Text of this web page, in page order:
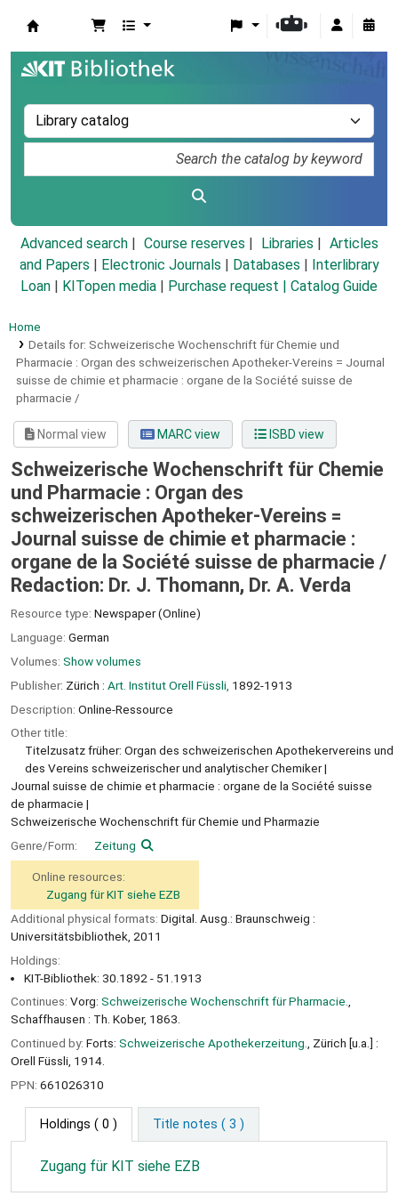
Advanced search Course reserves Libraries
Articles
and Papers
Electronic Journals Databases
Interlibrary
Loan
KITopen media Purchase request | Catalog Guide
Home
Details for: Schweizerische Wochenschrift für Chemie und
Pharmacie : Organ des schweizerischen Apotheker-Vereins = Journal
suisse de chimie et pharmacie : organe de la Société suisse de
pharmacie /
Normal view MARC view ISBD view
Schweizerische Wochenschrift für Chemie
und Pharmacie : Organ des
schweizerischen Apotheker-Vereins =
Journal suisse de chimie et pharmacie :
organe de la Société suisse de pharmacie /
Redaction: Dr. J. Thomann, Dr. A. Verda
Resource type: Newspaper (Online)
Language: German
Volumes: Show volumes
Publisher: Zürich : Art. Institut Orell Füssli, 1892-1913
Description: Online-Ressource
Other title:
Titelzusatz früher: Organ des schweizerischen Apothekervereins und
des Vereins schweizerischer und analytischer Chemiker
Journal suisse de chimie et pharmacie : organe de la Société suisse
de pharmacie
Schweizerische Wochenschrift für Chemie und Pharmazie
Genre/Form:
Zeitung
Online resources:
Zugang für KIT siehe EZB
Additional physical formats: Digital. Ausg.: Braunschweig :
Universitätsbibliothek, 2011
Holdings:
KIT-Bibliothek: 30.1892 - 51.1913
Continues: Vorg: Schweizerische Wochenschrift für Pharmacie.,
Schaffhausen : Th. Kober, 1863.
Continued by: Forts: Schweizerische Apothekerzeitung.
, Zürich [u.a.] :
Orell Füssli, 1914.
PPN: 661026310
Holdings ( 0 ) Title notes ( 3 )
Zugang für KIT siehe EZB